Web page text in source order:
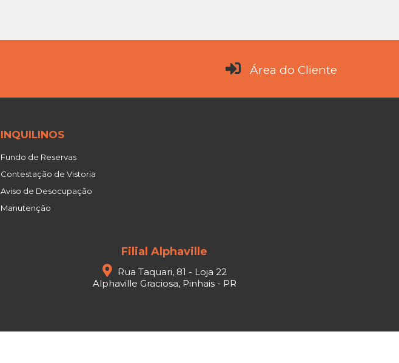
Área do Cliente
INQUILINOS
Fundo de Reservas
Contestação de Vistoria
Aviso de Desocupação
Manutenção
Filial Alphaville
Rua Taquari, 81 - Loja 22
Alphaville Graciosa, Pinhais - PR